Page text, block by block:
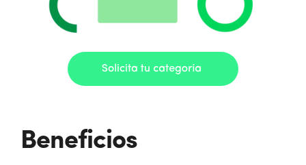
Beneficios